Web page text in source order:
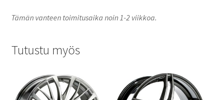
Tämän vanteen toimitusaika noin 1-2 viikkoa.
Tutustu myös